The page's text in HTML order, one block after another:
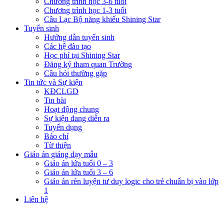
Chương trình học 1-3 tuổi
Câu Lạc Bộ năng khiếu Shining Star
Tuyển sinh
Hướng dẫn tuyển sinh
Các hệ đào tạo
Học phí tại Shining Star
Đăng ký tham quan Trường
Câu hỏi thường gặp
Tin tức và Sự kiện
KĐCLGD
Tin bài
Hoạt động chung
Sự kiện đang diễn ra
Tuyển dụng
Báo chí
Từ thiện
Giáo án giảng dạy mẫu
Giáo án lứa tuổi 0 – 3
Giáo án lứa tuổi 3 – 6
Giáo án rèn luyện tư duy logic cho trẻ chuẩn bị vào lớp
1
Liên hệ